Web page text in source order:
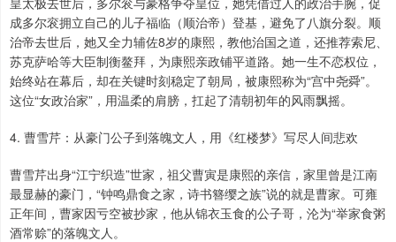
成多尔衮拥立自己的儿子福临（顺治帝）登基，避免了八旗分裂。顺
治帝去世后，她又全力辅佐8岁的康熙，教他治国之道，还推荐索尼、
苏克萨哈等大臣制衡鳌拜，为康熙亲政铺平道路。她一生不恋权位，
始终站在幕后，却在关键时刻稳定了朝局，被康熙称为“宫中尧舜”。
这位“女政治家”，用温柔的肩膀，扛起了清朝初年的风雨飘摇。
4. 曹雪芹：从豪门公子到落魄文人，用《红楼梦》写尽人间悲欢
曹雪芹出身“江宁织造”世家，祖父曹寅是康熙的亲信，家里曾是江南
最显赫的豪门，“钟鸣鼎食之家，诗书簪缨之族”说的就是曹家。可雍
正年间，曹家因亏空被抄家，他从锦衣玉食的公子哥，沦为“举家食粥
酒常赊”的落魄文人。